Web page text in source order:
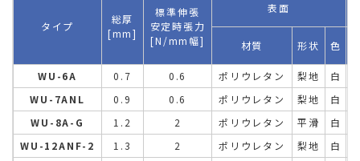
タイプ
総厚
[mm]
標準伸張
安定時張力
[N/mm幅]
表面
材質 形状 色
WU-6A 0.7 0.6 ポリウレタン 梨地 白
WU-7ANL
0.9 0.6 ポリウレタン 梨地 白
WU-8A-G
1.2 2 ポリウレタン 平滑 白
WU-12ANF-2
1.3 2 ポリウレタン 梨地 白